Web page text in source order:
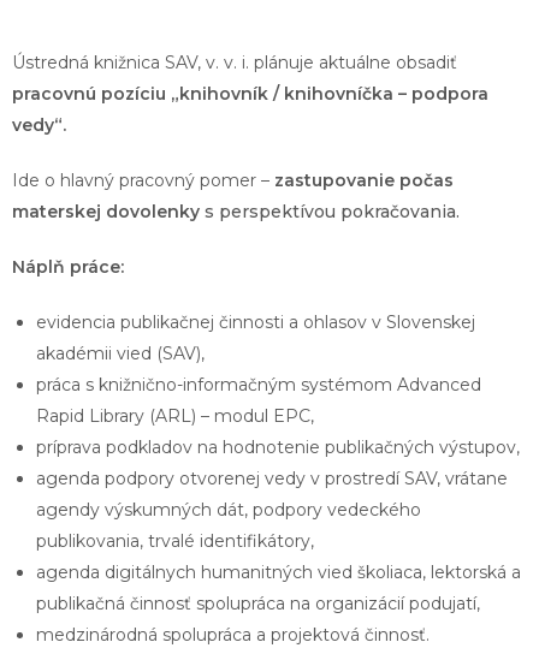
Ústredná knižnica SAV, v. v. i. plánuje aktuálne obsadiť
pracovnú pozíciu „knihovník / knihovníčka – podpora
vedy“.
Ide o hlavný pracovný pomer – zastupovanie počas
materskej dovolenky s perspektívou pokračovania.
Náplň práce:
evidencia publikačnej činnosti a ohlasov v Slovenskej
akadémii vied (SAV),
práca s knižnično-informačným systémom Advanced
Rapid Library (ARL) – modul EPC,
príprava podkladov na hodnotenie publikačných výstupov,
agenda podpory otvorenej vedy v prostredí SAV, vrátane
agendy výskumných dát, podpory vedeckého
publikovania, trvalé identifikátory,
agenda digitálnych humanitných vied školiaca, lektorská a
publikačná činnosť spolupráca na organizácií podujatí,
medzinárodná spolupráca a projektová činnosť.